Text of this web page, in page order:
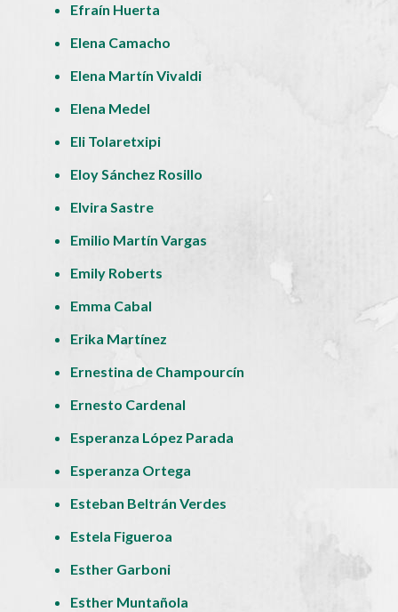
Efraín Huerta
Elena Camacho
Elena Martín Vivaldi
Elena Medel
Eli Tolaretxipi
Eloy Sánchez Rosillo
Elvira Sastre
Emilio Martín Vargas
Emily Roberts
Emma Cabal
Erika Martínez
Ernestina de Champourcín
Ernesto Cardenal
Esperanza López Parada
Esperanza Ortega
Esteban Beltrán Verdes
Estela Figueroa
Esther Garboni
Esther Muntañola